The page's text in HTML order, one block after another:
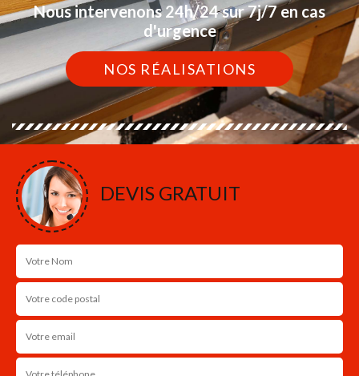
Nous intervenons 24h/24 sur 7j/7 en cas
d'urgence
NOS RÉALISATIONS
DEVIS GRATUIT